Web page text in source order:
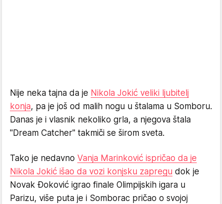
Nije neka tajna da je Nikola Jokić veliki ljubitelj
konja, pa je još od malih nogu u štalama u Somboru.
Danas je i vlasnik nekoliko grla, a njegova štala
"Dream Catcher" takmiči se širom sveta.
Tako je nedavno Vanja Marinković ispričao da je
Nikola Jokić išao da vozi konjsku zapregu dok je
Novak Đoković igrao finale Olimpijskih igara u
Parizu, više puta je i Somborac pričao o svojoj